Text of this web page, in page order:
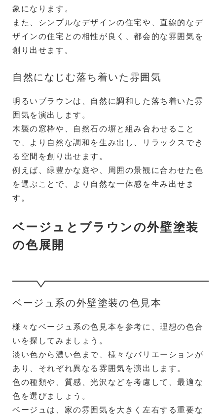
象になります。
また、シンプルなデザインの住宅や、直線的なデ
ザインの住宅との相性が良く、都会的な雰囲気を
創り出せます。
自然になじむ落ち着いた雰囲気
明るいブラウンは、自然に調和した落ち着いた雰
囲気を演出します。
木製の窓枠や、自然石の塀と組み合わせること
で、より自然な調和を生み出し、リラックスでき
る空間を創り出せます。
例えば、緑豊かな庭や、周囲の景観に合わせた色
を選ぶことで、より自然な一体感を生み出せま
す。
ベージュとブラウンの外壁塗装
の色展開
ベージュ系の外壁塗装の色見本
様々なベージュ系の色見本を参考に、理想の色合
いを探してみましょう。
淡い色から濃い色まで、様々なバリエーションが
あり、それぞれ異なる雰囲気を演出します。
色の種類や、質感、光沢などを考慮して、最適な
色を選びましょう。
ベージュは、家の雰囲気を大きく左右する重要な